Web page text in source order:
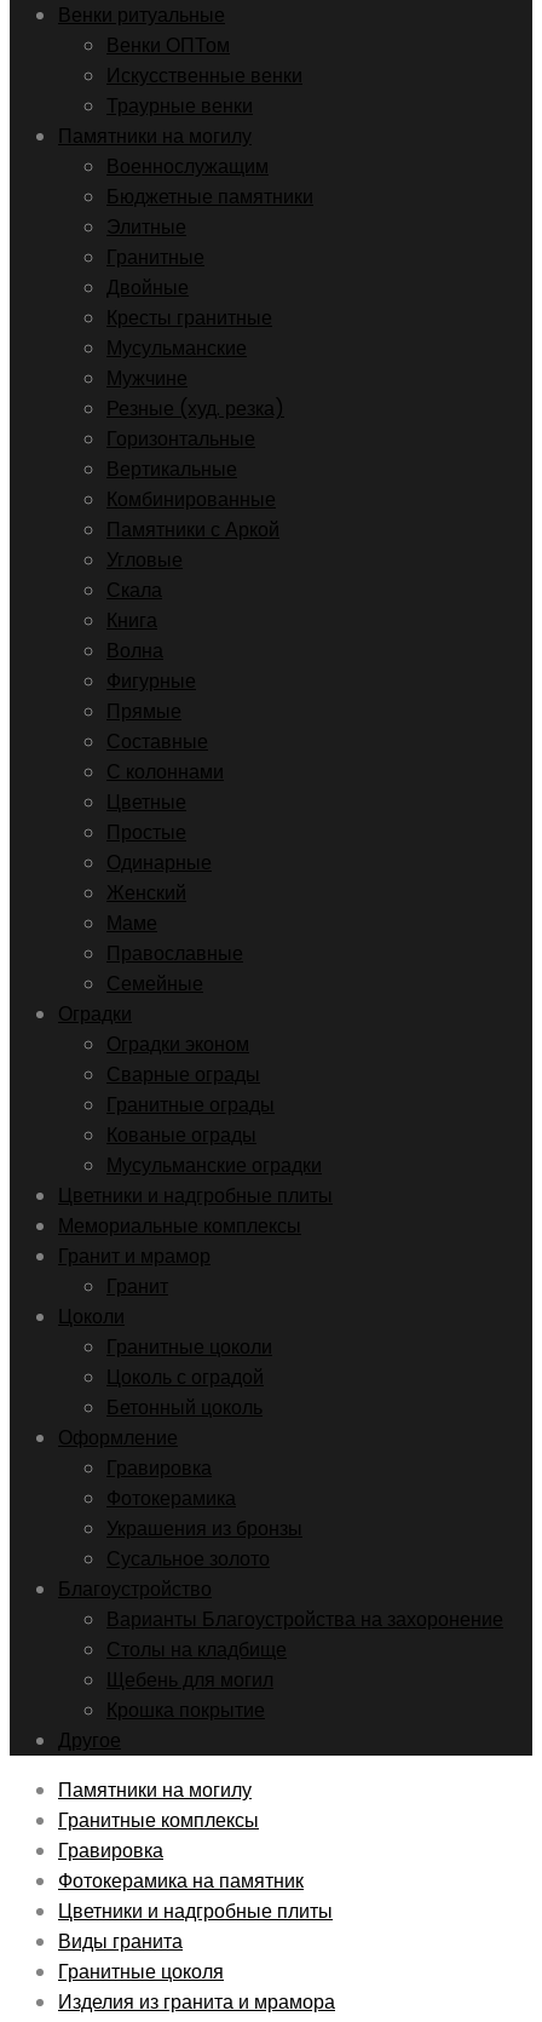
Венки ритуальные
Венки ОПТом
Искусственные венки
Траурные венки
Памятники на могилу
Военнослужащим
Бюджетные памятники
Элитные
Гранитные
Двойные
Кресты гранитные
Мусульманские
Мужчине
Резные (худ. резка)
Горизонтальные
Вертикальные
Комбинированные
Памятники с Аркой
Угловые
Скала
Книга
Волна
Фигурные
Прямые
Составные
С колоннами
Цветные
Простые
Одинарные
Женский
Маме
Православные
Семейные
Оградки
Оградки эконом
Сварные ограды
Гранитные ограды
Кованые ограды
Мусульманские оградки
Цветники и надгробные плиты
Мемориальные комплексы
Гранит и мрамор
Гранит
Цоколи
Гранитные цоколи
Цоколь с оградой
Бетонный цоколь
Оформление
Гравировка
Фотокерамика
Украшения из бронзы
Сусальное золото
Благоустройство
Варианты Благоустройства на захоронение
Столы на кладбище
Щебень для могил
Крошка покрытие
Другое
Памятники на могилу
Гранитные комплексы
Гравировка
Фотокерамика на памятник
Цветники и надгробные плиты
Виды гранита
Гранитные цоколя
Изделия из гранита и мрамора